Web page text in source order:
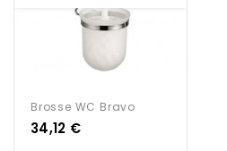
Brosse WC Bravo
Prix
34,12 €